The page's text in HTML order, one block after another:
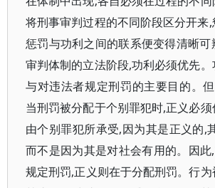
将刑事审判过程的不同阶段区分开来,
惩罚与功利之间的联系便变得清晰
审判体制的立法阶段,功利必须优先
与对违法者规定刑罚的主要目的。
当刑罚被分配于个别罪犯时,正义必
由个别罪犯所承受,因为其是正义的,
而不是因为其是对社会有用的。因
规定刑罚,正义则在于分配刑罚。行